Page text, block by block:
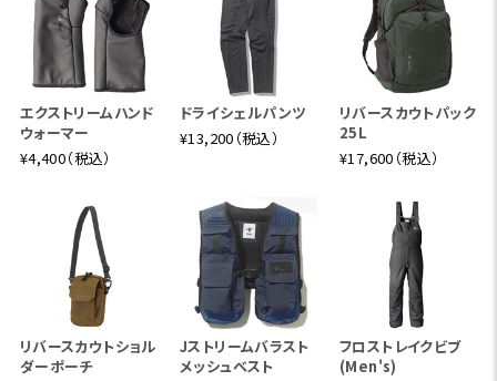
エクストリームハンド
ウォーマー
¥4,400（税込）
ドライシェルパンツ
¥13,200（税込）
リバースカウトパック
25L
¥17,600（税込）
リバースカウトショル
ダーポーチ
Jストリームバラスト
メッシュベスト
フロストレイクビブ
(Men's)